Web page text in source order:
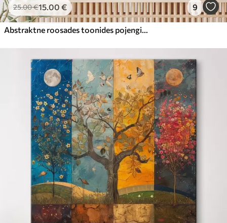
25.00€15.00 € 9
Abstraktne roosades toonides pojengide kimp